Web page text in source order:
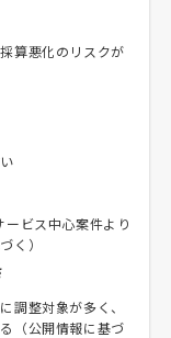
算悪化のリスクが
ビス中心案件より
く）
調整対象が多く、
（公開情報に基づ